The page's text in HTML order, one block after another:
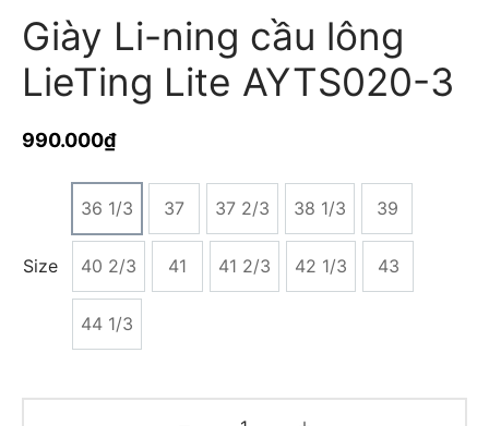
Giày Li-ning cầu lông
LieTing Lite AYTS020-3
990.000₫
Size
36 1/3 37 37 2/3 38 1/3 39
40 2/3 41 41 2/3 42 1/3 43
44 1/3